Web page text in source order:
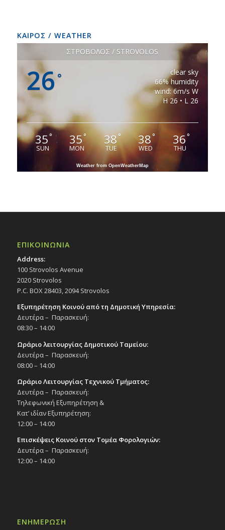
ΚΑΙΡΟΣ / WEATHER
ΣΤΡΟΒΟΛΟΣ / STROVOLOS
26 °
clear sky
66% humidity
wind: 6m/s W
H 26 • L 26
35°
SUN
35°
MON
38°
TUE
38°
WED
36°
THU
Weather from OpenWeatherMap
ΕΠΙΚΟΙΝΩΝΙΑ
Address:
100 Strovolos Avenue
2020 Strovolos
P.C. BOX 28403, 2094 Strovolos
Εξυπηρέτηση Κοινού από τη Δημοτική Υπηρεσία:
Δευτέρα – Παρασκευή:
08:30 – 14:00
Ωράριο λειτουργίας Δημοτικού Ταμείου:
Δευτέρα – Παρασκευή:
08:00 – 14:00
Ωράριο Λειτουργίας Τεχνικού Τμήματος:
Δευτέρα – Παρασκευή:
Τηλεφωνική Εξυπηρέτηση &
Κατ’ ιδίαν Εξυπηρέτηση:
12:00 – 14:00
Επισκέψεις Κοινού στον Τομέα Φορολογιών:
Δευτέρα – Παρασκευή:
12:00 – 14:00
ΕΝΗΜΕΡΩΣΗ